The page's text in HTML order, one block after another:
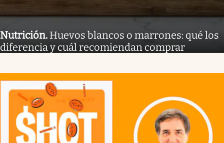
Nutrición. Huevos blancos o marrones: qué los
diferencia y cuál recomiendan comprar